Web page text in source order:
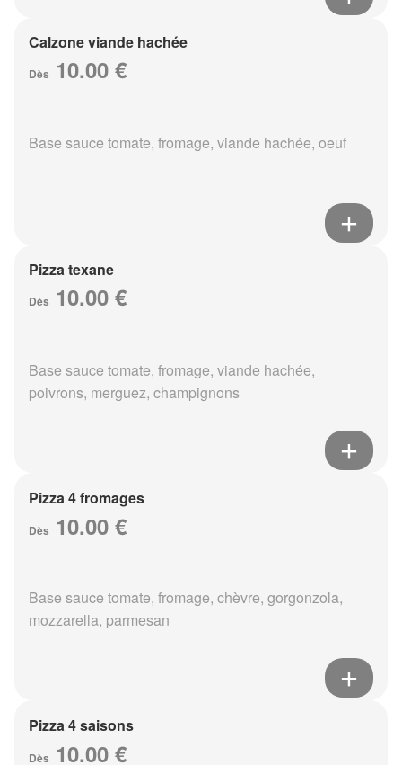
Calzone viande hachée
Dès 10.00 €
Base sauce tomate, fromage, viande hachée, oeuf
Pizza texane
Dès 10.00 €
Base sauce tomate, fromage, viande hachée,
poivrons, merguez, champignons
Pizza 4 fromages
Dès 10.00 €
Base sauce tomate, fromage, chèvre, gorgonzola,
mozzarella, parmesan
Pizza 4 saisons
Dès 10.00 €